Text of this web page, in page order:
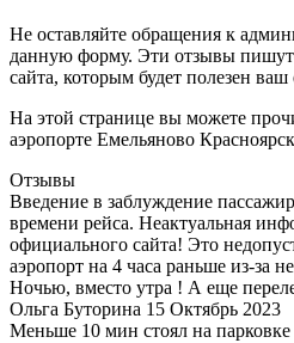
Не оставляйте обращения к
данную форму. Эти отзывы
сайта, которым будет полезен ваш
На этой странице вы можете
аэропорте Емельяново
Отзывы
Введение в заблуждение
времени рейса. Неактуальная
официального сайта! Это
аэропорт на 4 часа раньше из-за
Ночью, вместо утра ! А еще
Ольга Буторина 15 Октябрь 2023
Меньше 10 мин стоял на парковке